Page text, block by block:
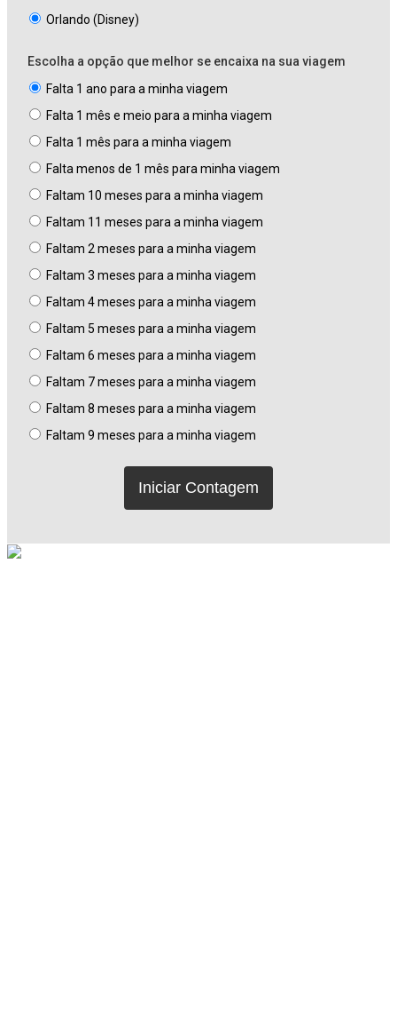
Orlando (Disney)
Escolha a opção que melhor se encaixa na sua viagem
Falta 1 ano para a minha viagem
Falta 1 mês e meio para a minha viagem
Falta 1 mês para a minha viagem
Falta menos de 1 mês para minha viagem
Faltam 10 meses para a minha viagem
Faltam 11 meses para a minha viagem
Faltam 2 meses para a minha viagem
Faltam 3 meses para a minha viagem
Faltam 4 meses para a minha viagem
Faltam 5 meses para a minha viagem
Faltam 6 meses para a minha viagem
Faltam 7 meses para a minha viagem
Faltam 8 meses para a minha viagem
Faltam 9 meses para a minha viagem
Iniciar Contagem